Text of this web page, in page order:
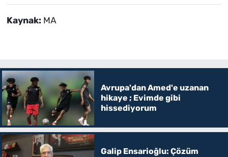
Kaynak: MA
Avrupa'dan Amed'e uzanan
hikaye ; Evimde gibi
hissediyorum
Galip Ensarioğlu: Çözüm